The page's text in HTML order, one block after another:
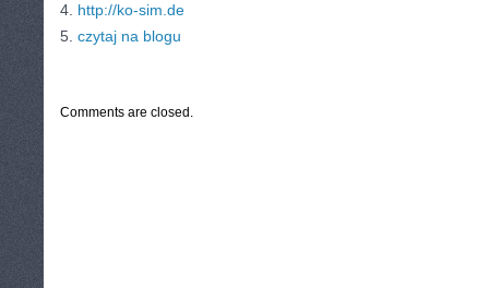
4. http://ko-sim.de
5. czytaj na blogu
Comments are closed.